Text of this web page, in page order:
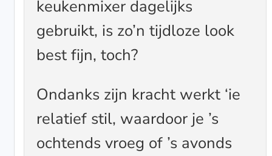
keukenmixer dagelijks
gebruikt, is zo’n tijdloze look
best fijn, toch?
Ondanks zijn kracht werkt ‘ie
relatief stil, waardoor je ’s
ochtends vroeg of ’s avonds